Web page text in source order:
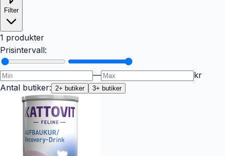
Filter
1 produkter
Prisintervall:
—
kr
Antal butiker: 2+ butiker 3+ butiker